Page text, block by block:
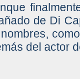
de Di
del actor